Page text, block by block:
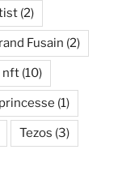
(2)
Fusain (2)
nft (10)
princesse (1)
Tezos (3)